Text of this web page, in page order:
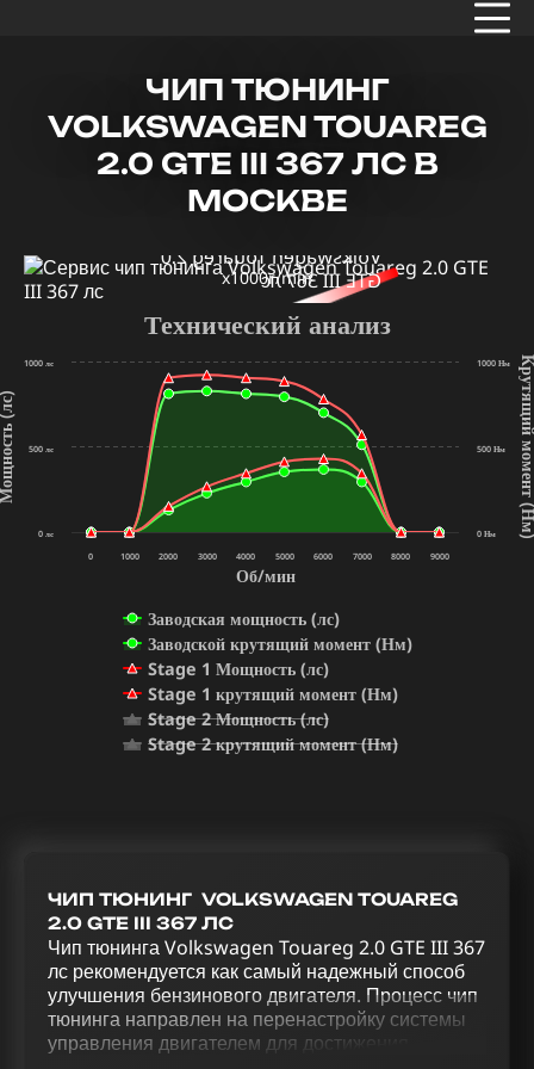
ЧИП ТЮНИНГ
VOLKSWAGEN TOUAREG
2.0 GTE III 367 ЛС В
МОСКВЕ
x1000r/min
Об/мин
(лс)
Технический анализ
Заводская мощность (лс)
Заводской крутящий момент (Нм)
Stage 1 Мощность (лс)
Stage 1 крутящий момент (Нм)
Stage 2 Мощность (лс)
Stage 2 крутящий момент (Нм)
0 1000 2000 3000 4000 5000 6000 7000 8000 9000
0 лс
500 лс
1000 лс
0 Нм
500 Нм
1000 Нм
ЧИП ТЮНИНГ VOLKSWAGEN TOUAREG
2.0 GTE III 367 ЛС
Чип тюнинга Volkswagen Touareg 2.0 GTE III 367
лс рекомендуется как самый надежный способ
улучшения бензинового двигателя. Процесс чип
тюнинга направлен на перенастройку системы
управления двигателем для достижения